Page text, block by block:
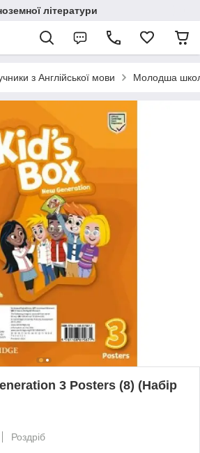
літератури
з Англійської мови Молодша
3 Posters (8) (Набір
Роздріб